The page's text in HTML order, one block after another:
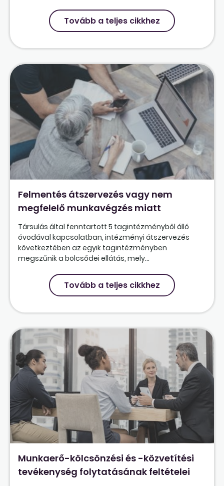
Tovább a teljes cikkhez
Felmentés átszervezés vagy nem
megfelelő munkavégzés miatt
Társulás által fenntartott 5 tagintézményből álló
óvodával kapcsolatban, intézményi átszervezés
következtében az egyik tagintézményben
megszűnik a bölcsődei ellátás, mely...
Tovább a teljes cikkhez
Munkaerő-kölcsönzési és -közvetítési
tevékenység folytatásának feltételei